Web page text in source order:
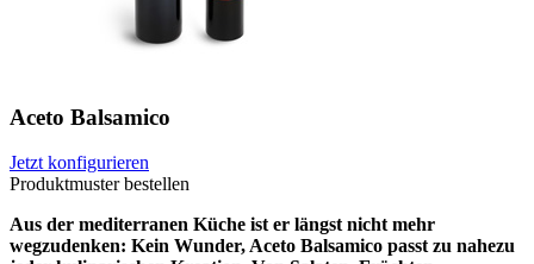
Aceto Balsamico
Jetzt konfigurieren
Produktmuster bestellen
Aus der mediterranen Küche ist er längst nicht mehr
wegzudenken: Kein Wunder, Aceto Balsamico passt zu nahezu